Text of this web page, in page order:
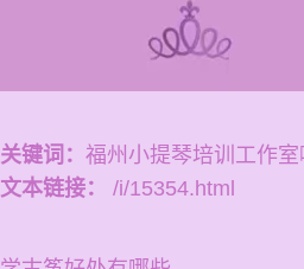
关键词： 福州小提琴培训工作
文本链接：
/i/15354.html